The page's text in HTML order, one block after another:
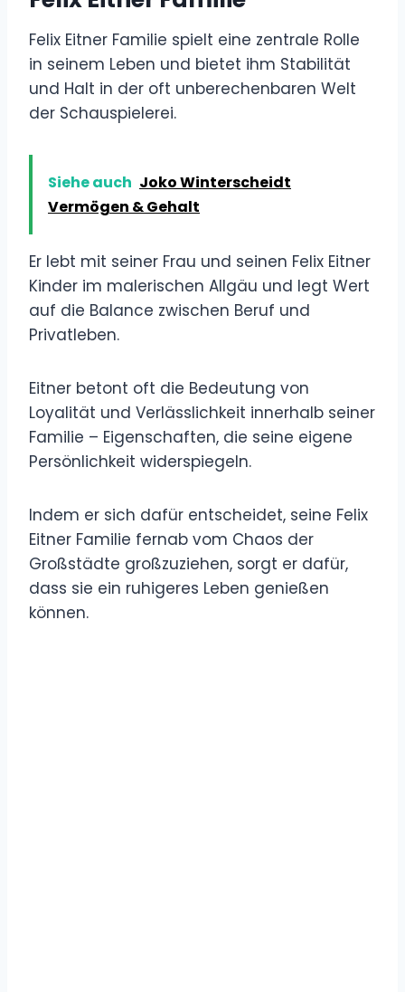
Felix Eitner Familie spielt eine zentrale Rolle
in seinem Leben und bietet ihm Stabilität
und Halt in der oft unberechenbaren Welt
der Schauspielerei.
Siehe auch Joko Winterscheidt
Vermögen & Gehalt
Er lebt mit seiner Frau und seinen Felix Eitner
Kinder im malerischen Allgäu und legt Wert
auf die Balance zwischen Beruf und
Privatleben.
Eitner betont oft die Bedeutung von
Loyalität und Verlässlichkeit innerhalb seiner
Familie – Eigenschaften, die seine eigene
Persönlichkeit widerspiegeln.
Indem er sich dafür entscheidet, seine Felix
Eitner Familie fernab vom Chaos der
Großstädte großzuziehen, sorgt er dafür,
dass sie ein ruhigeres Leben genießen
können.